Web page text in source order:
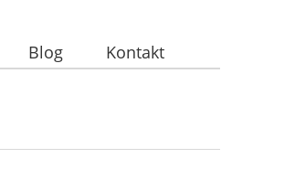
Blog Kontakt